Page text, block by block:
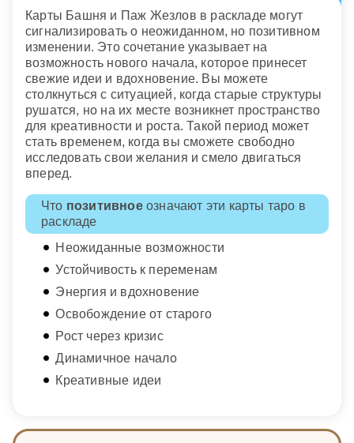
Карты Башня и Паж Жезлов в раскладе могут
сигнализировать о неожиданном, но позитивном
изменении. Это сочетание указывает на
возможность нового начала, которое принесет
свежие идеи и вдохновение. Вы можете
столкнуться с ситуацией, когда старые структуры
рушатся, но на их месте возникнет пространство
для креативности и роста. Такой период может
стать временем, когда вы сможете свободно
исследовать свои желания и смело двигаться
вперед.
Что позитивноеозначают эти карты таро в
раскладе
Неожиданные возможности
Устойчивость к переменам
Энергия и вдохновение
Освобождение от старого
Рост через кризис
Динамичное начало
Креативные идеи